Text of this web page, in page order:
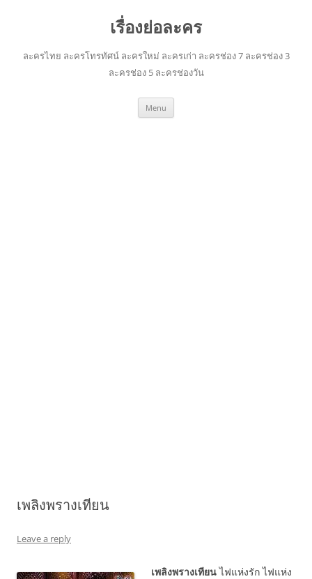
เรื่องย่อละคร
ละครไทย ละครโทรทัศน์ ละครใหม่ ละครเก่า ละครช่อง 7 ละครช่อง 3
ละครช่อง 5 ละครช่องวัน
Menu
เพลิงพรางเทียน
Leave a reply
เพลิงพรางเทียนไฟแห่งรัก ไฟแห่ง